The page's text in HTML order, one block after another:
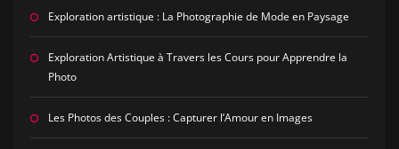
Exploration artistique : La Photographie de Mode en Paysage
Exploration Artistique à Travers les Cours pour Apprendre la
Photo
Les Photos des Couples : Capturer l’Amour en Images